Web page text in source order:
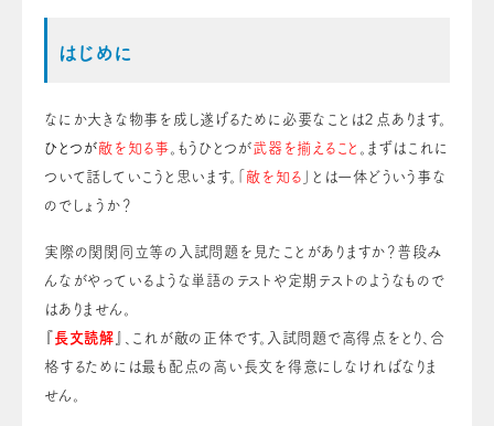
はじめに
なにか大きな物事を成し遂げるために必要なことは２点あります。
ひとつが敵を知る事。もうひとつが武器を揃えること 。まずはこれに
ついて話していこうと思います。「 敵を知る 」とは一体どういう事な
のでしょうか？
実際の関関同立等の入試問題を見たことがありますか？普段み
んながやっているような単語のテストや定期テストのようなもので
はありません。
長文読解 』、これが敵の正体です。入試問題で高得点をとり、合
格するためには最も配点の高い長文を得意にしなければなりま
せん。